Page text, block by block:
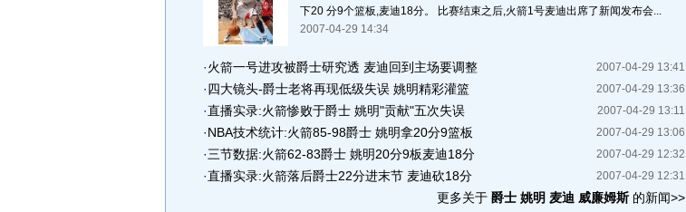
下20 分9个篮板,麦迪18分。 比赛结束之后,火箭1号麦迪出席了新闻发布会...
2007-04-29 14:34
2007-04-29 13:41
·火箭一号进攻被爵士研究透 麦迪回到主场要调整
2007-04-29 13:36
·四大镜头-爵士老将再现低级失误 姚明精彩灌篮
2007-04-29 13:11
·直播实录:火箭惨败于爵士 姚明"贡献"五次失误
2007-04-29 13:06
·NBA技术统计:火箭85-98爵士 姚明拿20分9篮板
2007-04-29 12:32
·三节数据:火箭62-83爵士 姚明20分9板麦迪18分
2007-04-29 12:31
·直播实录:火箭落后爵士22分进末节 麦迪砍18分
更多关于 爵士 姚明 麦迪 威廉姆斯的新闻>>